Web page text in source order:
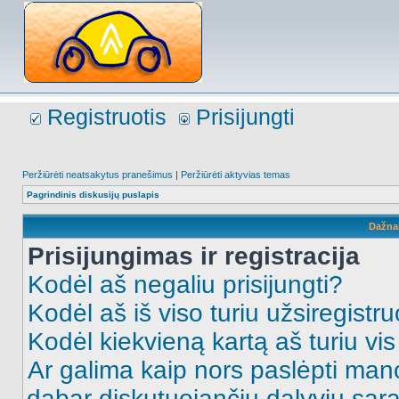
Registruotis Prisijungti
Peržiūrėti neatsakytus pranešimus | Peržiūrėti aktyvias temas
Pagrindinis diskusijų puslapis
Prisijungimas ir registracija
Kodėl aš negaliu prisijungti?
Kodėl aš iš viso turiu
Kodėl kiekvieną kartą aš turiu
Ar galima kaip nors paslėpti